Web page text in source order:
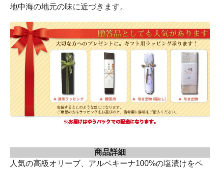
地中海の地元の味に近づきます。
商品詳細
人気の高級オリーブ、アルベキーナ100%の塩漬けをペ